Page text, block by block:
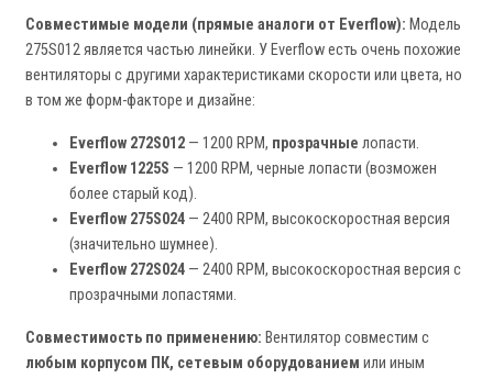
Совместимые модели (прямые аналоги от Everflow): Модель
275S012 является частью линейки. У Everflow есть очень похожие
вентиляторы с другими характеристиками скорости или цвета, но
в том же форм-факторе и дизайне:
Everflow 272S012 — 1200 RPM, прозрачные лопасти.
Everflow 1225S — 1200 RPM, черные лопасти (возможен
более старый код).
Everflow 275S024 — 2400 RPM, высокоскоростная версия
(значительно шумнее).
Everflow 272S024 — 2400 RPM, высокоскоростная версия с
прозрачными лопастями.
Совместимость по применению: Вентилятор совместим с
любым корпусом ПК, сетевым оборудованием или иным